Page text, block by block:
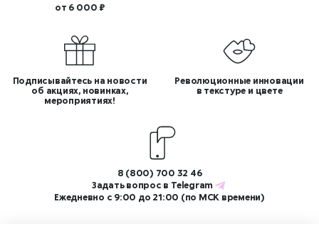
от 6 000 ₽
Подписывайтесь на новости
об акциях, новинках,
мероприятиях!
Революционные инновации
в текстуре и цвете
8 (800) 700 32 46
Задать вопрос в Telegram
Ежедневно с 9:00 до 21:00 (по МСК времени)